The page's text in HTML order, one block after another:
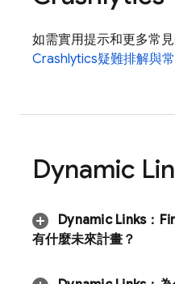
如需實用提示和更多常
Crashlytics疑難排解與
Dynamic
Dynamic Links：
有什麼未來計畫？